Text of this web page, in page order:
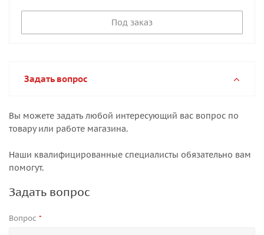
Под заказ
Задать вопрос
Вы можете задать любой интересующий вас вопрос по
товару или работе магазина.
Наши квалифицированные специалисты обязательно вам
помогут.
Задать вопрос
Вопрос *